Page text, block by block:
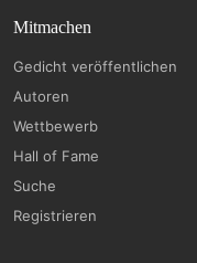
Mitmachen
Gedicht veröffentlichen
Autoren
Wettbewerb
Hall of Fame
Suche
Registrieren